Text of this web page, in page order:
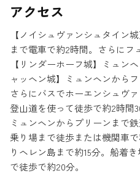
アクセス
【ノイシュヴァンシュタイン
まで電車で約2時間。さらにフ
【リンダーホーフ城】ミュン
ャッヘン城】ミュンヘンから
さらにバスでホーエンシュヴ
登山道を使って徒歩で約2時間
ミュンヘンからプリーンまで
乗り場まで徒歩または機関車
りヘレン島まで約15分。船着
で徒歩で約20分。